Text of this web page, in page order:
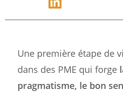
Une première étape de
dans des PME qui forge
pragmatisme, le bon